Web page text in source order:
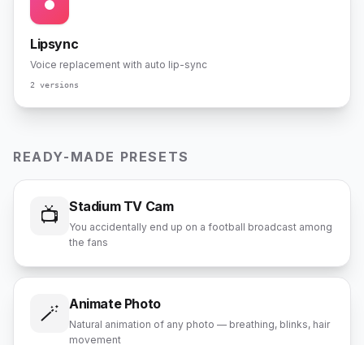
Lipsync
Voice replacement with auto lip-sync
2 versions
READY-MADE PRESETS
📺 Stadium TV Cam
You accidentally end up on a football broadcast among
the fans
🪄 Animate Photo
Natural animation of any photo — breathing, blinks, hair
movement